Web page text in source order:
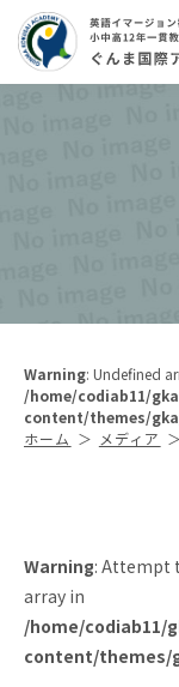
入学案内
News
FAQ
Warning: Undefined
/home/codiab11/
content/themes/
ホーム
メディア
Warning: Attempt
array in
/home/codiab11/
content/themes/